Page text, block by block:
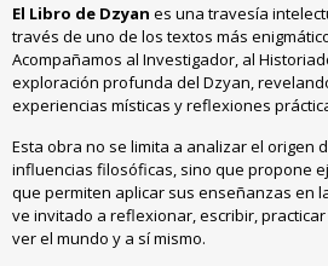
El Libro de Dzyan es una travesía
través de uno de los textos más
Acompañamos al Investigador, al
exploración profunda del Dzyan,
experiencias místicas y reflexiones
Esta obra no se limita a analizar el origen
influencias filosóficas, sino que propone
que permiten aplicar sus enseñanzas en
ve invitado a reflexionar,escribir,
ver el mundo y a sí mismo.